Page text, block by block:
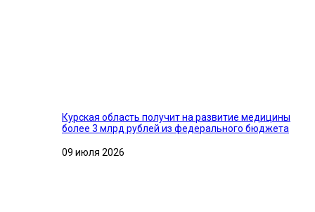
Курская область получит на развитие медицины
более 3 млрд рублей из федерального бюджета
09 июля 2026